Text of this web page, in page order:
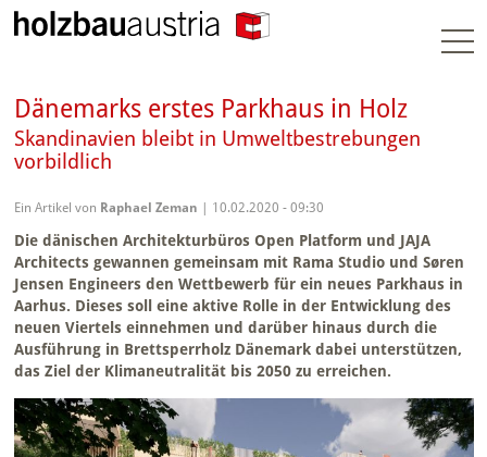
Dänemarks erstes Parkhaus in Holz
Skandinavien bleibt in Umweltbestrebungen
vorbildlich
Ein Artikel von Raphael Zeman | 10.02.2020 - 09:30
Die dänischen Architekturbüros Open Platform und JAJA
Architects gewannen gemeinsam mit Rama Studio und Søren
Jensen Engineers den Wettbewerb für ein neues Parkhaus in
Aarhus. Dieses soll eine aktive Rolle in der Entwicklung des
neuen Viertels einnehmen und darüber hinaus durch die
Ausführung in Brettsperrholz Dänemark dabei unterstützen,
das Ziel der Klimaneutralität bis 2050 zu erreichen.